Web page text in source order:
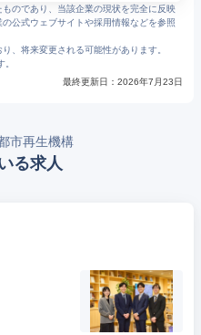
の取材情報 | マイナビ2027
のであり、当該企業の現状を完全に反映
公式ウェブサイトや採用情報などを参照
、将来変更される可能性があります。
最終更新日： 2026年7月23日
市再生機構
る求人